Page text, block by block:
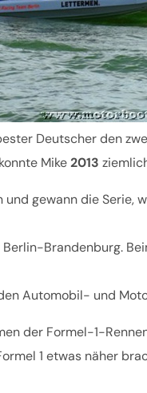
Deutscher den
Mike2013
gewann die
Brandenburg.
Automobil- und
der Formel-1-
1 etwas näher